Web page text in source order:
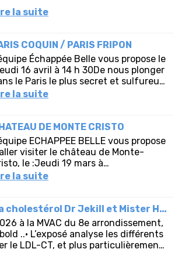
la suite
COQUIN / PARIS FRIPON
Échappée Belle vous propose le
16 avril à 14 h 30De nous plonger
le Paris le plus secret et sulfureux
explorant la Nouvelle Athènes,
la suite
DE MONTE CRISTO
ECHAPPEE BELLE vous propose
visiter le château de Monte-
le :Jeudi 19 mars à
demeure d’Alexandre
la suite
Conférence : La cholestérol Dr Jekill et Mister Hyde
à la MVAC du 8e arrondissement,
..• L’exposé analyse les différents
le LDL-CT, et plus particulièrement